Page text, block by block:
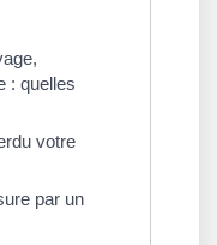
: quelles
votre
par un